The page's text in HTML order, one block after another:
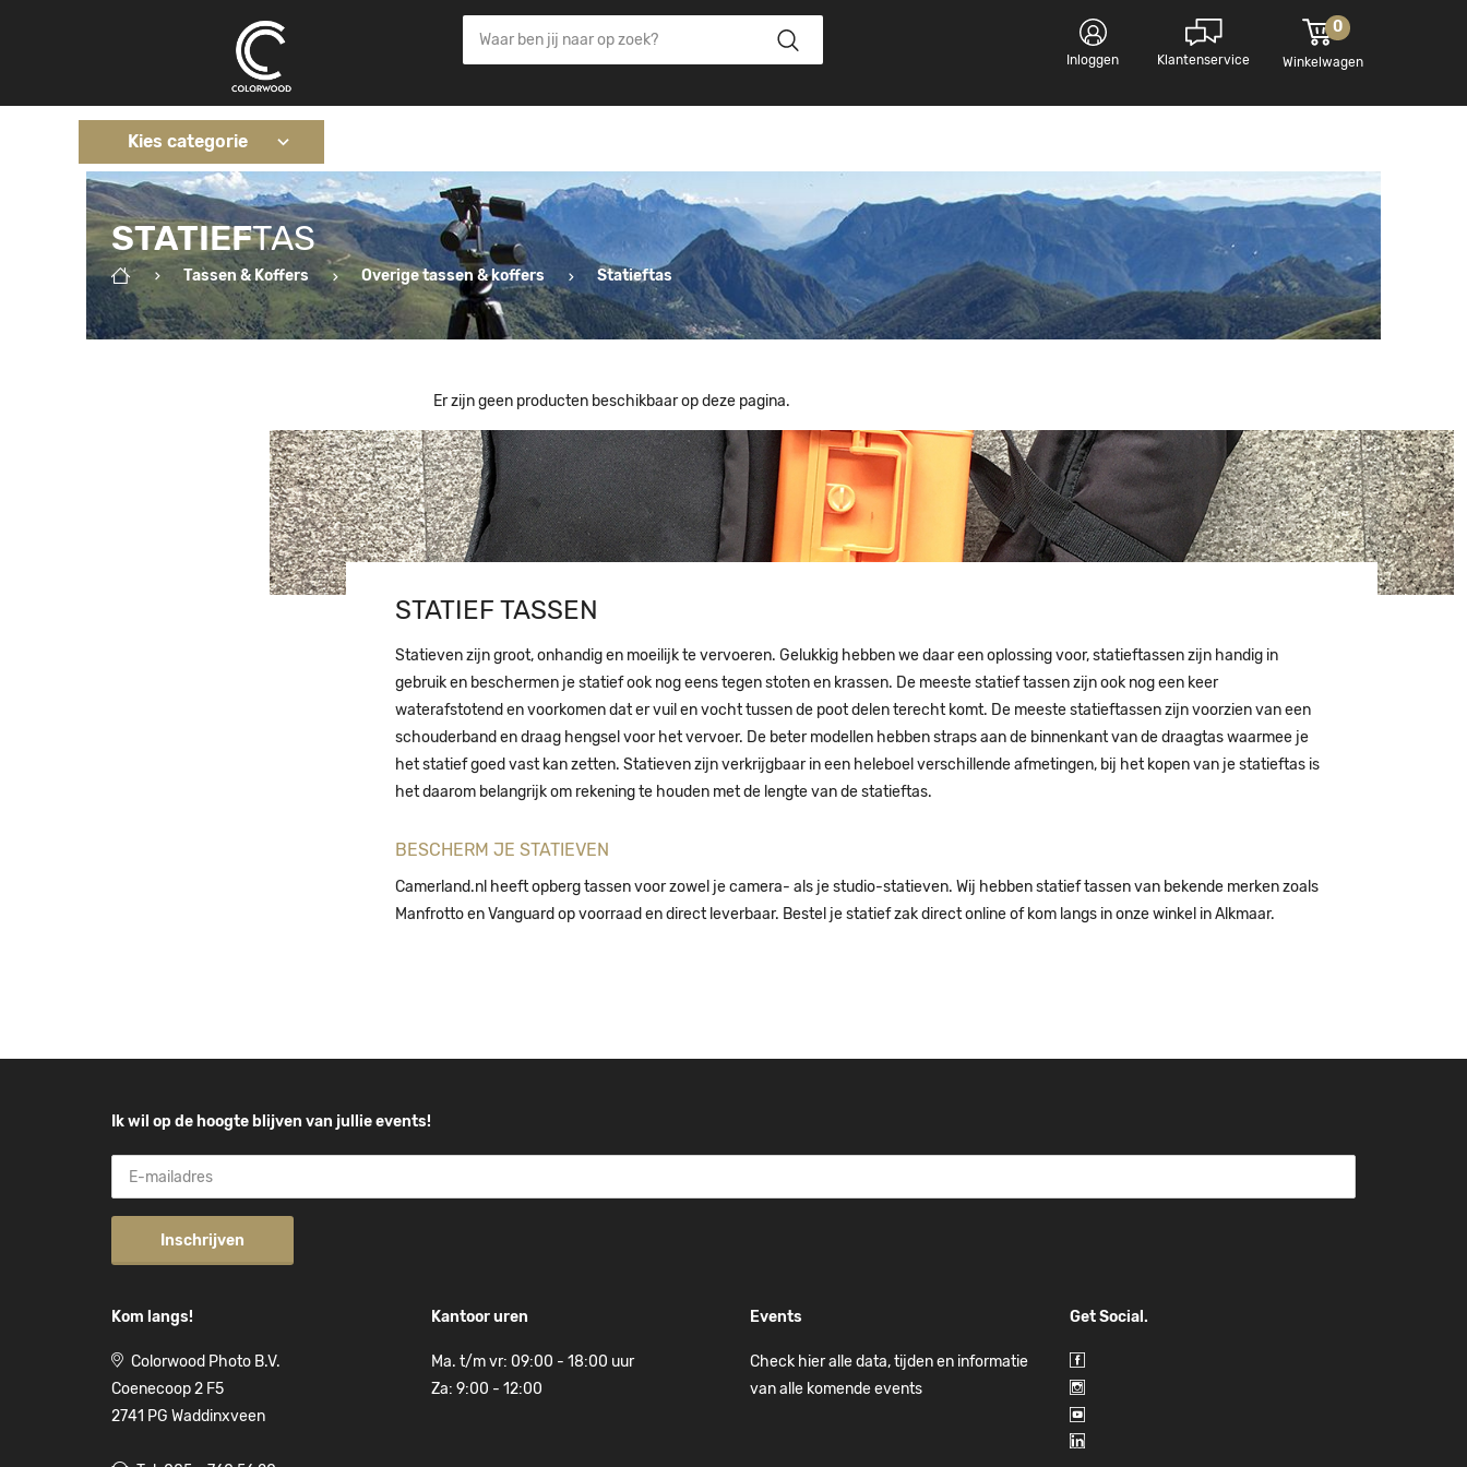
Inloggen Klantenservice Winkelwagen
0
Kies categorie
STATIEFTAS
Tassen & Koffers Overige tassen & koffers Statieftas
Er zijn geen producten beschikbaar op deze pagina.
STATIEF TASSEN
Statieven zijn groot, onhandig en moeilijk te vervoeren. Gelukkig hebben we daar een oplossing voor, statieftassen zijn handig in
gebruik en beschermen je statief ook nog eens tegen stoten en krassen. De meeste statief tassen zijn ook nog een keer
waterafstotend en voorkomen dat er vuil en vocht tussen de poot delen terecht komt. De meeste statieftassen zijn voorzien van een
schouderband en draag hengsel voor het vervoer. De beter modellen hebben straps aan de binnenkant van de draagtas waarmee je
het statief goed vast kan zetten. Statieven zijn verkrijgbaar in een heleboel verschillende afmetingen, bij het kopen van je statieftas is
het daarom belangrijk om rekening te houden met de lengte van de statieftas.
BESCHERM JE STATIEVEN
Camerland.nl heeft opberg tassen voor zowel je camera- als je studio-statieven. Wij hebben statief tassen van bekende merken zoals
Manfrotto en Vanguard op voorraad en direct leverbaar. Bestel je statief zak direct online of kom langs in onze winkel in Alkmaar.
Ik wil op de hoogte blijven van jullie events!
Inschrijven
Kom langs!
Colorwood Photo B.V.
Coenecoop 2 F5
2741 PG Waddinxveen
Kantoor uren
Ma. t/m vr: 09:00 - 18:00 uur
Za: 9:00 - 12:00
Events
Check hier alle data, tijden en informatie
van alle komende events
Get Social.